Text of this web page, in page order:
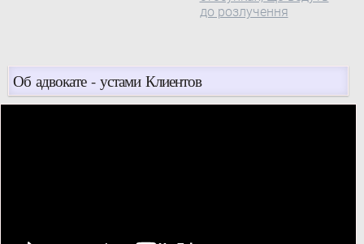
до розлучення
Об адвокате - устами Клиентов